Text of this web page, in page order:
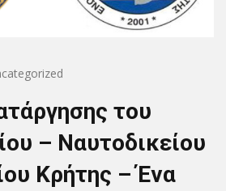
του
– Ναυτοδικείου
Κρήτης – Ένα